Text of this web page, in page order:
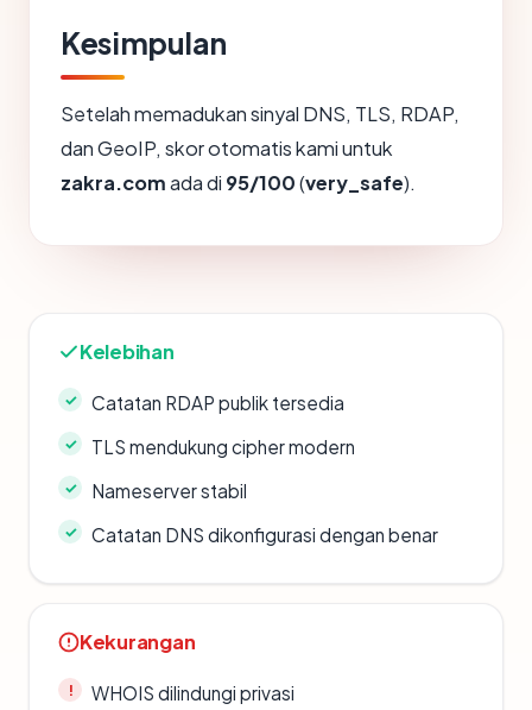
Kesimpulan
Setelah memadukan sinyal DNS, TLS, RDAP,
dan GeoIP, skor otomatis kami untuk
zakra.comada di 95/100(very_safe).
Kelebihan
Catatan RDAP publik tersedia
TLS mendukung cipher modern
Nameserver stabil
Catatan DNS dikonfigurasi dengan benar
Kekurangan
WHOIS dilindungi privasi